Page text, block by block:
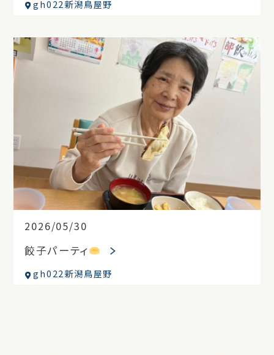
gh022新潟鳥屋野
2026/05/30
餃子パーティ
gh022新潟鳥屋野